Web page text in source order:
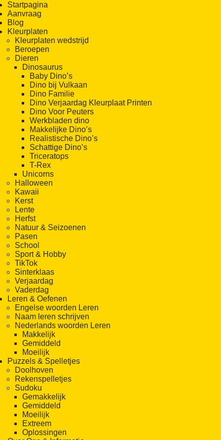
Startpagina
Aanvraag
Blog
Kleurplaten
Kleurplaten wedstrijd
Beroepen
Dieren
Dinosaurus
Baby Dino’s
Dino bij Vulkaan
Dino Familie
Dino Verjaardag Kleurplaat Printen
Dino Voor Peuters
Werkbladen dino
Makkelijke Dino’s
Realistische Dino’s
Schattige Dino’s
Triceratops
T-Rex
Unicorns
Halloween
Kawaii
Kerst
Lente
Herfst
Natuur & Seizoenen
Pasen
School
Sport & Hobby
TikTok
Sinterklaas
Verjaardag
Vaderdag
Leren & Oefenen
Engelse woorden Leren
Naam leren schrijven
Nederlands woorden Leren
Makkelijk
Gemiddeld
Moeilijk
Puzzels & Spelletjes
Doolhoven
Rekenspelletjes
Sudoku
Gemakkelijk
Gemiddeld
Moeilijk
Extreem
Oplossingen